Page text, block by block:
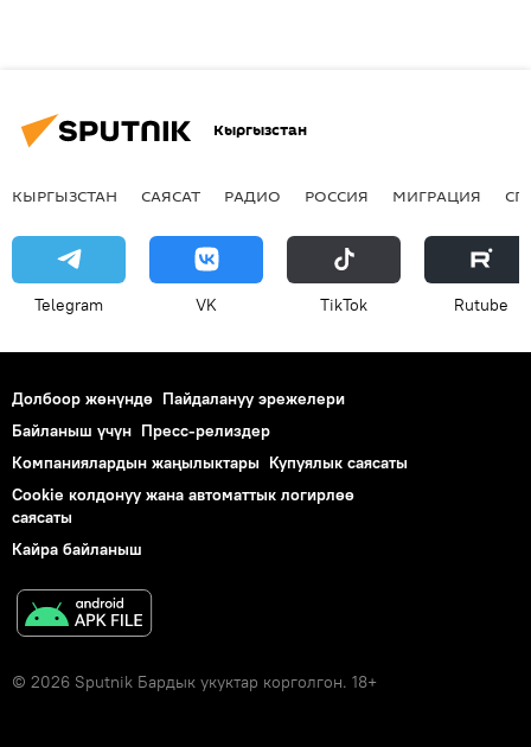
Кыргызстан
КЫРГЫЗСТАН САЯСАТ РАДИО РОССИЯ МИГРАЦИЯ
Telegram VK ТikТоk Rutube
Долбоор жөнүндө Пайдалануу эрежелери
Байланыш үчүн Пресс-релиздер
Компаниялардын жаңылыктары Купуялык саясаты
Cookie колдонуу жана автоматтык логирлөө
саясаты
Кайра байланыш
© 2026 Sputnik Бардык укуктар корголгон. 18+